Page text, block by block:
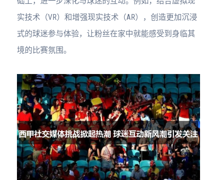
实技术（VR）和增强现实技术（AR），创造更加沉浸
式的球迷参与体验，让粉丝在家中就能感受到身临其
境的比赛氛围。